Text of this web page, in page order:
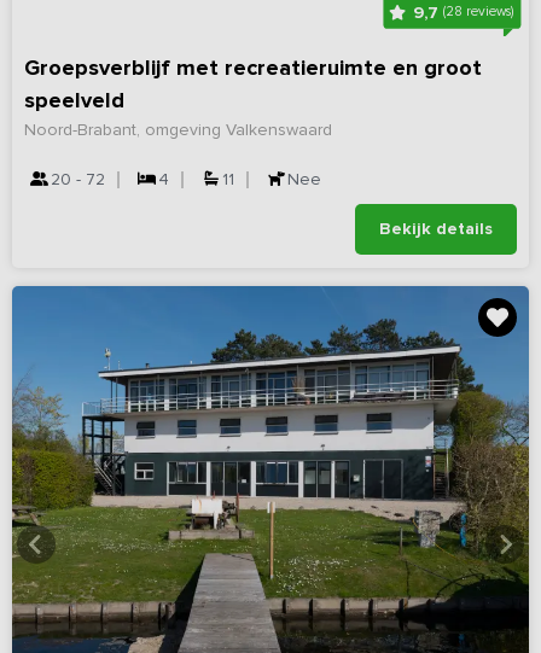
9,7(28 reviews)
Groepsverblijf met recreatieruimte en groot
speelveld
Noord-Brabant, omgeving Valkenswaard
20 - 72 4 11 Nee
Bekijk details